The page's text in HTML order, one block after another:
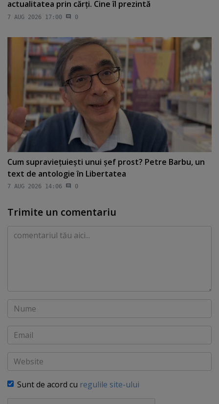
actualitatea prin cărţi. Cine îl prezintă
7 AUG 2026 17:00 0
Cum supravieţuieşti unui şef prost? Petre Barbu, un
text de antologie în Libertatea
7 AUG 2026 14:06 0
Trimite un comentariu
Comentariu
Nume
Email
Website
Sunt de acord cu regulile site-ului